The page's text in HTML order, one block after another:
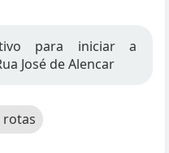
para iniciar a
José de Alencar
rotas